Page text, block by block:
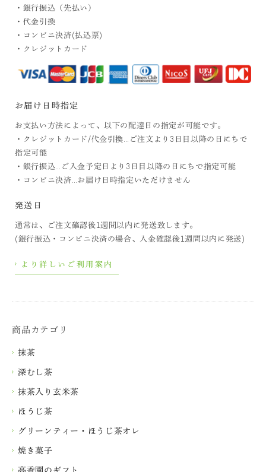
・銀行振込（先払い）
・代金引換
・コンビニ決済(払込票)
・クレジットカード
お届け日時指定
お支払い方法によって、以下の配達日の指定が可能です。
・クレジットカード/代金引換…ご注文より3日目以降の日にちで
指定可能
・銀行振込…ご入金予定日より3日目以降の日にちで指定可能
・コンビニ決済…お届け日時指定いただけません
発送日
通常は、ご注文確認後1週間以内に発送致します。
(銀行振込・コンビニ決済の場合、入金確認後1週間以内に発送)
より詳しいご利用案内
商品カテゴリ
抹茶
深むし茶
抹茶入り玄米茶
ほうじ茶
グリーンティー・ほうじ茶オレ
焼き菓子